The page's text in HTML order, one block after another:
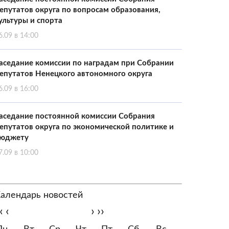
округа по вопросам образования,
и спорта
в 14:00
комиссии по наградам при Собрании
Ненецкого автономного округа
в 16:00
постоянной комиссии Собрания
округа по экономической политике и
в 10:00
новостей
‹ › ››